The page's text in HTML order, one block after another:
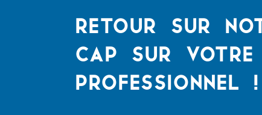
RETOUR SUR
CAP SUR VOTRE
PROFESSIONNEL !